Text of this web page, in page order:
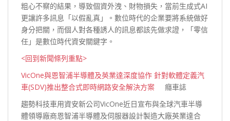
粗心不察的結果，導致個資外洩、財物損失，當前生成式AI
更讓許多訊息「以假亂真」。數位時代的企業要將系統做好
身分把關，而個人對各種誘人的訊息都該先做求證，「零信
任」是數位時代資安關鍵字。
<回到新聞條列重點>
VicOne與恩智浦半導體及英業達深度協作 針對軟體定義汽
車(SDV)推出整合式即時網路安全解決方案 癮車誌
趨勢科技車用資安新公司VicOne近日宣布與全球汽車半導
體領導廠商恩智浦半導體及伺服器設計製造大廠英業達合